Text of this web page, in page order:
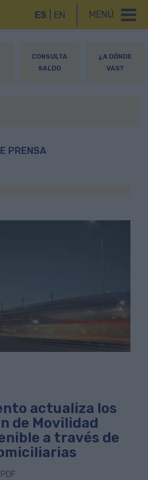
MENÚ
ES EN
CONSULTA
SALDO
¿A DÓNDE
VAS?
PRENSA
actualiza los
de Movilidad
a través de